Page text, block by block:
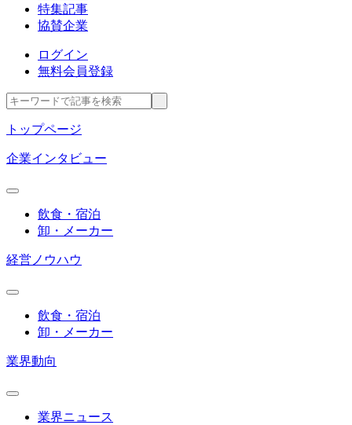
特集記事
協賛企業
ログイン
無料会員登録
トップページ
企業インタビュー
飲食・宿泊
卸・メーカー
経営ノウハウ
飲食・宿泊
卸・メーカー
業界動向
業界ニュース